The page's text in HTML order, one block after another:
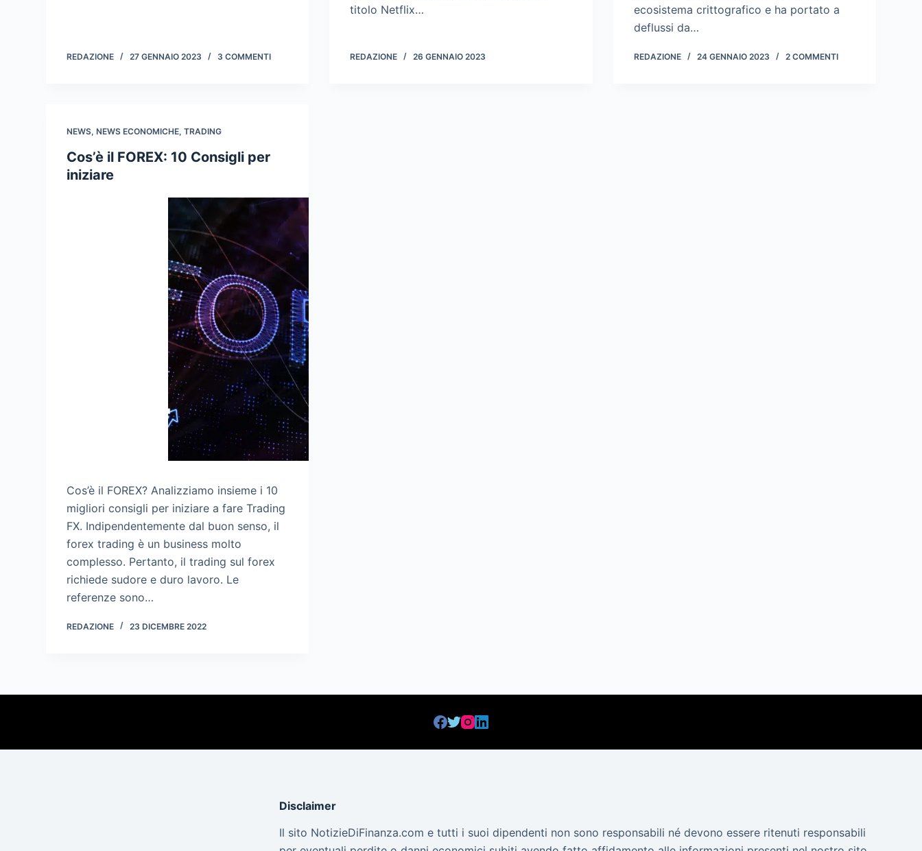
REDAZIONE 27 GENNAIO 2023 3 COMMENTI
titolo Netflix…
REDAZIONE 26 GENNAIO 2023
ecosistema crittografico e ha portato a
deflussi da…
REDAZIONE 24 GENNAIO 2023 2 COMMENTI
NEWS,NEWS ECONOMICHE,TRADING
Cos’è il FOREX: 10 Consigli per
iniziare
Cos’è il FOREX? Analizziamo insieme i 10
migliori consigli per iniziare a fare Trading
FX. Indipendentemente dal buon senso, il
forex trading è un business molto
complesso. Pertanto, il trading sul forex
richiede sudore e duro lavoro. Le
referenze sono…
REDAZIONE 23 DICEMBRE 2022
Disclaimer
Il sito NotizieDiFinanza.com e tutti i suoi dipendenti non sono responsabili né devono essere ritenuti responsabili